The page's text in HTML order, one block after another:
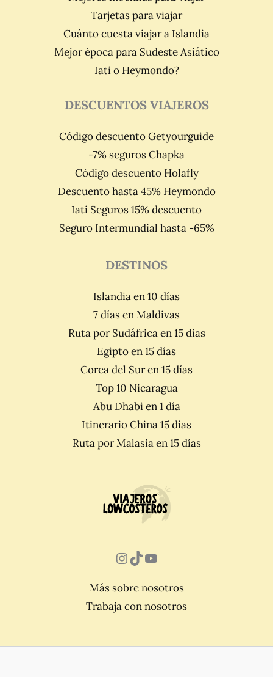
Tarjetas para viajar
Cuánto cuesta viajar a Islandia
Mejor época para Sudeste Asiático
Iati o Heymondo?
DESCUENTOS VIAJEROS
Código descuento Getyourguide
-7% seguros Chapka
Código descuento Holafly
Descuento hasta 45% Heymondo
Iati Seguros 15% descuento
Seguro Intermundial hasta -65%
DESTINOS
Islandia en 10 días
7 días en Maldivas
Ruta por Sudáfrica en 15 días
Egipto en 15 días
Corea del Sur en 15 días
Top 10 Nicaragua
Abu Dhabi en 1 día
Itinerario China 15 días
Ruta por Malasia en 15 días
Instagram
TikTok
YouTube
Más sobre nosotros
Trabaja con nosotros